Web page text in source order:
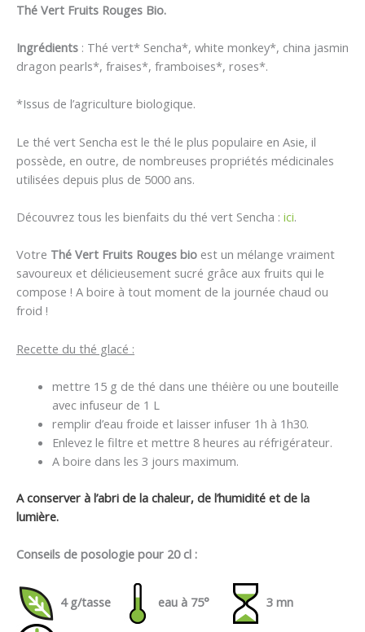
Thé Vert Fruits Rouges Bio.
Ingrédients : Thé vert* Sencha*, white monkey*, china jasmin
dragon pearls*, fraises*, framboises*, roses*.
*Issus de l’agriculture biologique.
Le thé vert Sencha est le thé le plus populaire en Asie, il
possède, en outre, de nombreuses propriétés médicinales
utilisées depuis plus de 5000 ans.
Découvrez tous les bienfaits du thé vert Sencha : ici.
Votre Thé Vert Fruits Rouges bio est un mélange vraiment
savoureux et délicieusement sucré grâce aux fruits qui le
compose ! A boire à tout moment de la journée chaud ou
froid !
Recette du thé glacé :
mettre 15 g de thé dans une théière ou une bouteille
avec infuseur de 1 L
remplir d’eau froide et laisser infuser 1h à 1h30.
Enlevez le filtre et mettre 8 heures au réfrigérateur.
A boire dans les 3 jours maximum.
A conserver à l’abri de la chaleur, de l’humidité et de la
lumière.
Conseils de posologie pour 20 cl :
4 g/tasse eau à 75° 3 mn